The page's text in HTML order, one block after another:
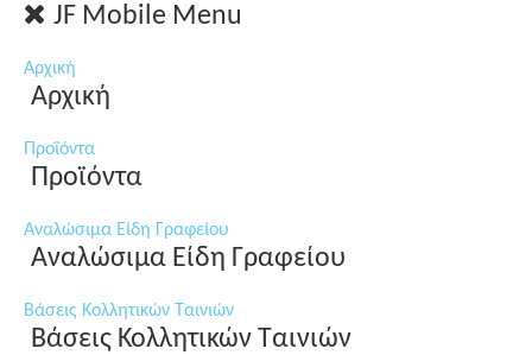
JF Mobile Menu
Αρχική
Αρχική
Προϊόντα
Προϊόντα
Αναλώσιμα Είδη Γραφείου
Αναλώσιμα Είδη Γραφείου
Βάσεις Κολλητικών Ταινιών
Βάσεις Κολλητικών Ταινιών